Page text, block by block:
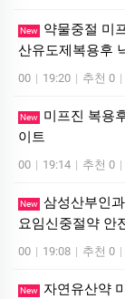
New
약물중절 미
산유도제복용후
00 | 19:20 | 추천 0 |
New
미프진 복용
이트
00 | 19:14 | 추천 0 |
New 삼성산부인
요임신중절약 안
00 | 19:08 | 추천 0 |
New
자연유산약